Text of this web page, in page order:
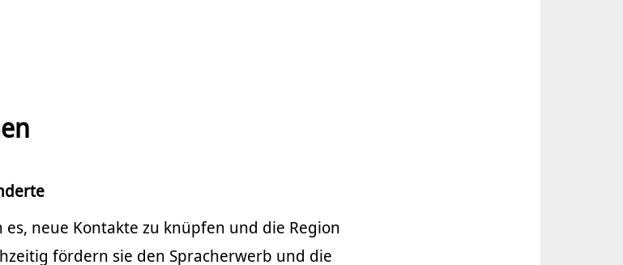
neue Kontakte zu knüpfen und die Region
fördern sie den Spracherwerb und die